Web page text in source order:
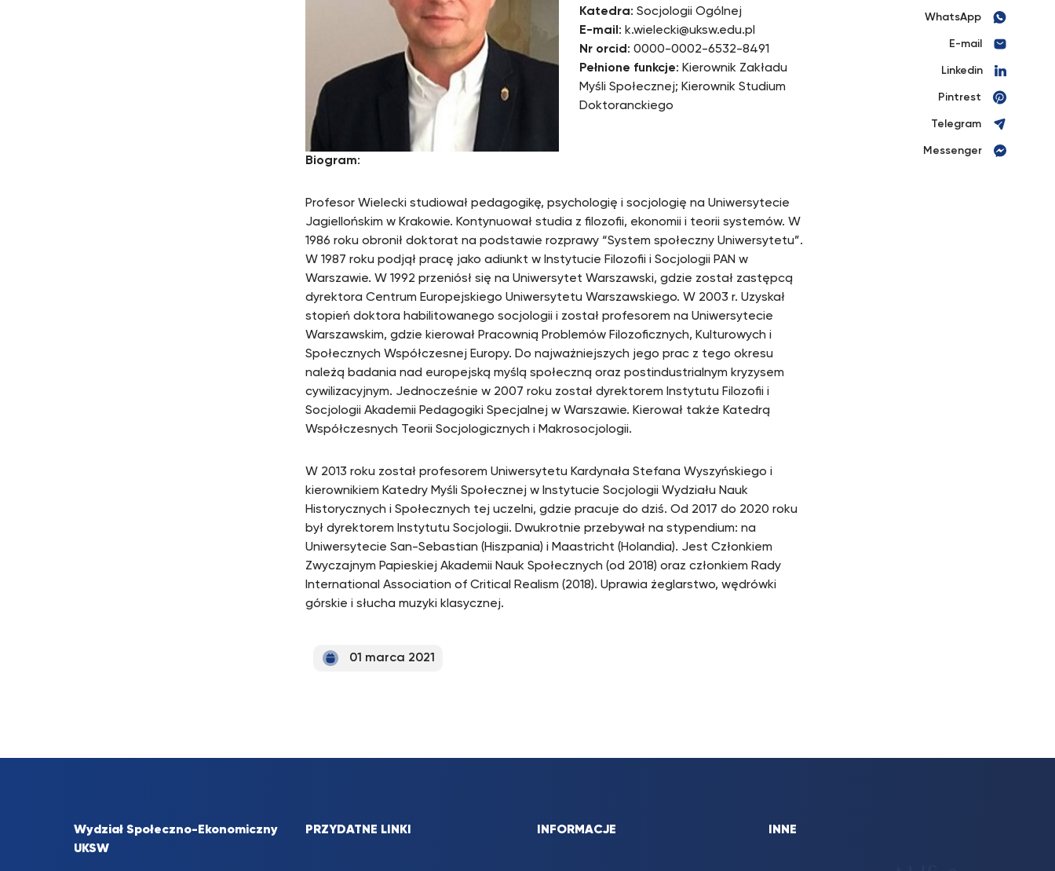
Katedra: Socjologii Ogólnej
E-mail : k.wielecki@uksw.edu.pl
Nr orcid : 0000-0002-6532-8491
Pełnione funkcje: Kierownik Zakładu
Myśli Społecznej; Kierownik Studium
Doktoranckiego
Biogram:
Profesor Wielecki studiował pedagogikę, psychologię i socjologię na Uniwersytecie
Jagiellońskim w Krakowie. Kontynuował studia z filozofii, ekonomii i teorii systemów. W
1986 roku obronił doktorat na podstawie rozprawy “System społeczny Uniwersytetu”.
W 1987 roku podjął pracę jako adiunkt w Instytucie Filozofii i Socjologii PAN w
Warszawie. W 1992 przeniósł się na Uniwersytet Warszawski, gdzie został zastępcą
dyrektora Centrum Europejskiego Uniwersytetu Warszawskiego. W 2003 r. Uzyskał
stopień doktora habilitowanego socjologii i został profesorem na Uniwersytecie
Warszawskim, gdzie kierował Pracownią Problemów Filozoficznych, Kulturowych i
Społecznych Współczesnej Europy. Do najważniejszych jego prac z tego okresu
należą badania nad europejską myślą społeczną oraz postindustrialnym kryzysem
cywilizacyjnym. Jednocześnie w 2007 roku został dyrektorem Instytutu Filozofii i
Socjologii Akademii Pedagogiki Specjalnej w Warszawie. Kierował także Katedrą
Współczesnych Teorii Socjologicznych i Makrosocjologii.
W 2013 roku został profesorem Uniwersytetu Kardynała Stefana Wyszyńskiego i
kierownikiem Katedry Myśli Społecznej w Instytucie Socjologii Wydziału Nauk
Historycznych i Społecznych tej uczelni, gdzie pracuje do dziś. Od 2017 do 2020 roku
był dyrektorem Instytutu Socjologii. Dwukrotnie przebywał na stypendium: na
Uniwersytecie San-Sebastian (Hiszpania) i Maastricht (Holandia). Jest Członkiem
Zwyczajnym Papieskiej Akademii Nauk Społecznych (od 2018) oraz członkiem Rady
International Association of Critical Realism (2018). Uprawia żeglarstwo, wędrówki
górskie i słucha muzyki klasycznej.
01 marca 2021
WhatsApp
E-mail
Linkedin
Pintrest
Telegram
Messenger
Wydział Społeczno-Ekonomiczny
UKSW
PRZYDATNE LINKI INFORMACJE INNE